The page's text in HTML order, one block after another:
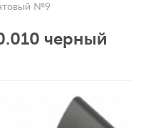
№9
черный